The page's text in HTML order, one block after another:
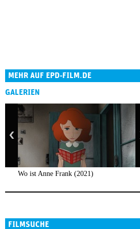
MEHR AUF EPD-FILM.DE
GALERIEN
Wo ist Anne Frank (2021)
FILMSUCHE